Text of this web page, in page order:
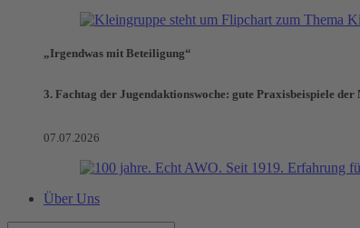
„Irgendwas mit Beteiligung“
3. Fachtag der Jugendaktionswoche: gute Praxisbeispiele
07.07.2026
Über Uns